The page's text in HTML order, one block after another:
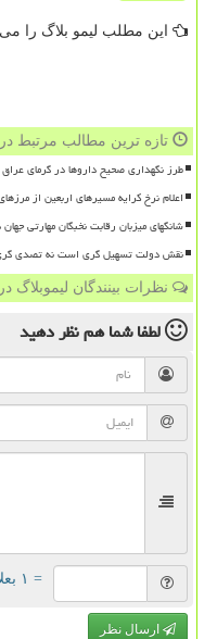
این مطلب لیمو بلاگ را می
تازه ترین مطالب مرتبط در
طرز نگهداری صحیح داروها در گرمای عراق
اعلام نرخ کرایه مسیرهای اربعین از
شانگهای میزبان رقابت نخبگان مهارتی جهان در
نقش دولت تسهیل گری است نه تصدی
نظرات بینندگان
لطفا شما همنظر دهید
= ۱ بعلاوه ۳
ارسال نظر